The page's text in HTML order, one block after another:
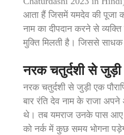
आता हैं जिसमें यमदेव की पूजा
नाम का दीपदान करने से
मुक्ति मिलती है। जिससे
नरक चतुर्दशी से जुड़ी
नरक चतुर्दशी से जुड़ी एक
बार रंति देव नाम के राजा
थे। तब यमराज उनके पास आए
को नर्क में कुछ समय भोगना